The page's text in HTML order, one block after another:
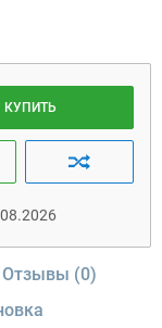
КУПИТЬ
Отзывы (0)